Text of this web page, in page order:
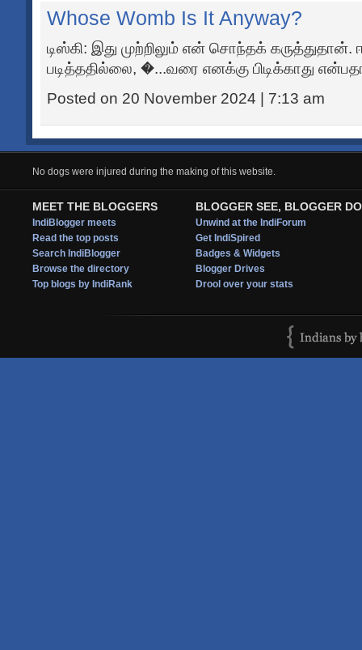
Whose Womb Is It Anyway?
டிஸ்கி: இது முற்றிலும் என் சொந்தக்
படித்ததில்லை, �...வரை எனக்கு பிடிக்காது
Posted on 20 November 2024 | 7:13 am
No dogs were injured during the making of this website.
MEET THE BLOGGERS
IndiBlogger meets
Read the top posts
Search IndiBlogger
Browse the directory
Top blogs by IndiRank
BLOGGER SEE, BLOGGER DO
Unwind at the IndiForum
Get IndiSpired
Badges & Widgets
Blogger Drives
Drool over your stats